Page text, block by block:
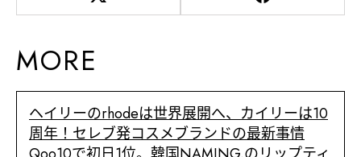
MORE
ヘイリーのrhodeは世界展開へ、カイリーは10
周年！セレブ発コスメブランドの最新事情